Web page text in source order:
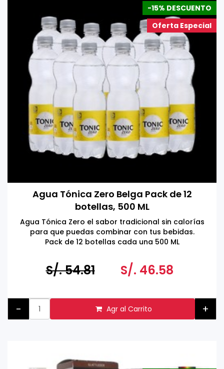
-15% DESCUENTO
Oferta Especial
Agua Tónica Zero Belga Pack de 12
botellas, 500 ML
Agua Tónica Zero el sabor tradicional sin calorías
para que puedas combinar con tus bebidas.
Pack de 12 botellas cada una 500 ML
S/. 54.81 S/. 46.58
- Agr al Carrito +